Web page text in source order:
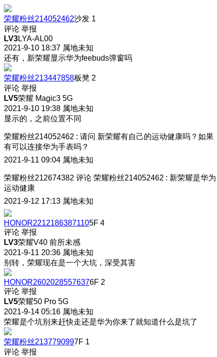
荣耀粉丝214052462沙发 1
评论 举报
LV3LYA-AL00
2021-9-10 18:37 属地未知
还有，新荣耀显示华为feebuds弹窗吗
荣耀粉丝213447858板凳 2
评论 举报
LV5荣耀 Magic3 5G
2021-9-10 19:38 属地未知
显示的，之前位置不同
荣耀粉丝214052462 : 请问 新荣耀有自己的运动健康吗？如果
有可以连接华为手表吗？
2021-9-11 09:04 属地未知
荣耀粉丝212674382 评论 荣耀粉丝214052462 : 新荣耀是华为
运动健康
2021-9-12 17:13 属地未知
HONOR22121863871105F 4
评论 举报
LV3荣耀V40 前所未感
2021-9-11 20:36 属地未知
别转，荣耀现在是一个大坑，深受其害
HONOR26020285576376F 2
评论 举报
LV5荣耀50 Pro 5G
2021-9-14 05:16 属地未知
荣耀是个坑别来赶快走还是华为你来了就知道什么是坑了
荣耀粉丝2137790997F 1
评论 举报